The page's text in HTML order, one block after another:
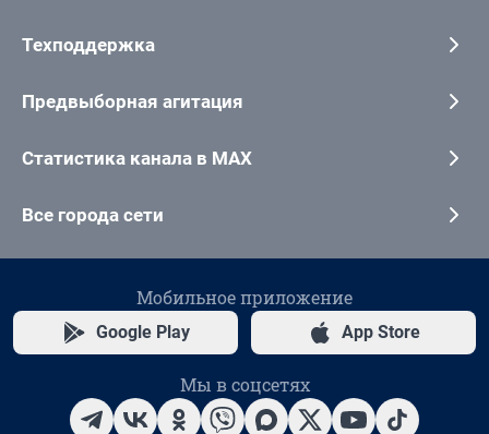
Техподдержка
Предвыборная агитация
Статистика канала в MAX
Все города сети
Мобильное приложение
Google Play App Store
Мы в соцсетях